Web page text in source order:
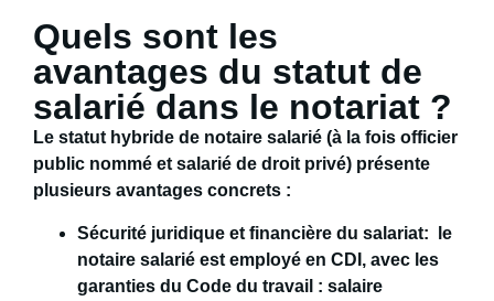
Quels sont les
avantages du statut de
salarié dans le notariat ?
Le statut hybride de notaire salarié (à la fois officier
public nommé et salarié de droit privé) présente
plusieurs avantages concrets :
Sécurité juridique et financière du salariat: le
notaire salarié est employé en CDI , avec les
garanties du Code du travail : salaire